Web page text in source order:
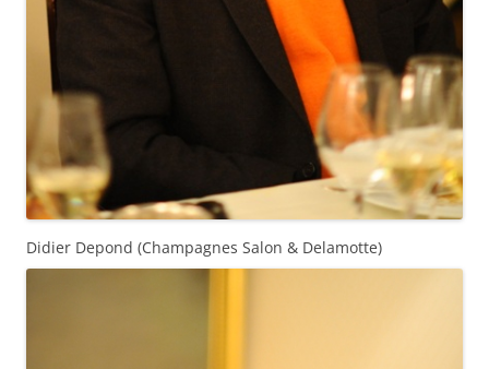
Didier Depond (Champagnes Salon & Delamotte)